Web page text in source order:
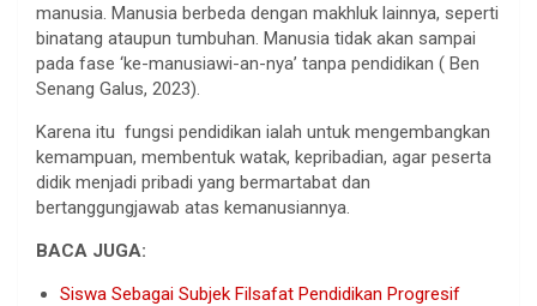
manusia. Manusia berbeda dengan makhluk lainnya, seperti
binatang ataupun tumbuhan. Manusia tidak akan sampai
pada fase ‘ke-manusiawi-an-nya’ tanpa pendidikan ( Ben
Senang Galus, 2023).
Karena itu fungsi pendidikan ialah untuk mengembangkan
kemampuan, membentuk watak, kepribadian, agar peserta
didik menjadi pribadi yang bermartabat dan
bertanggungjawab atas kemanusiannya.
BACA JUGA:
Siswa Sebagai Subjek Filsafat Pendidikan Progresif